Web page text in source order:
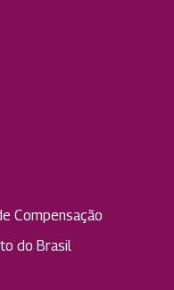
Compensação
do Brasil